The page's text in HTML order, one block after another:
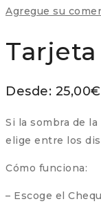
Agregue su
Desde: 25,00€
Si la sombra de
elige entre los
Cómo funciona:
– Escoge el